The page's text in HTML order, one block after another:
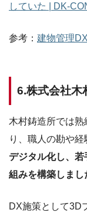
していた | DK-
参考： 建物管理
6.株式会社木
木村鋳造所では
り、職人の勘や経
デジタル化し、
組みを構築しま
DX施策として3D